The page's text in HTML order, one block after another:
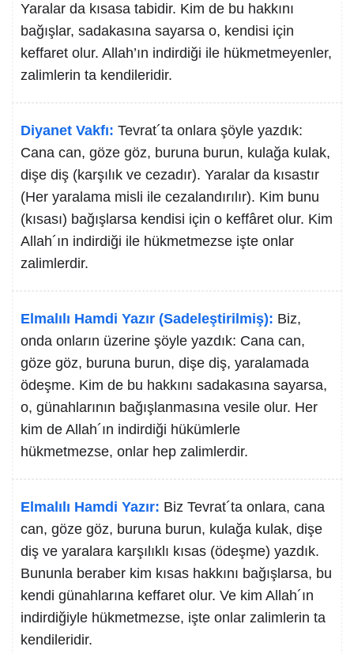
Yaralar da kısasa tabidir. Kim de bu hakkını
bağışlar, sadakasına sayarsa o, kendisi için
keffaret olur. Allah’ın indirdiği ile hükmetmeyenler,
zalimlerin ta kendileridir.
Diyanet Vakfı: Tevrat´ta onlara şöyle yazdık:
Cana can, göze göz, buruna burun, kulağa kulak,
dişe diş (karşılık ve cezadır). Yaralar da kısastır
(Her yaralama misli ile cezalandırılır). Kim bunu
(kısası) bağışlarsa kendisi için o keffâret olur. Kim
Allah´ın indirdiği ile hükmetmezse işte onlar
zalimlerdir.
Elmalılı Hamdi Yazır (Sadeleştirilmiş): Biz,
onda onların üzerine şöyle yazdık: Cana can,
göze göz, buruna burun, dişe diş, yaralamada
ödeşme. Kim de bu hakkını sadakasına sayarsa,
o, günahlarının bağışlanmasına vesile olur. Her
kim de Allah´ın indirdiği hükümlerle
hükmetmezse, onlar hep zalimlerdir.
Elmalılı Hamdi Yazır: Biz Tevrat´ta onlara, cana
can, göze göz, buruna burun, kulağa kulak, dişe
diş ve yaralara karşılıklı kısas (ödeşme) yazdık.
Bununla beraber kim kısas hakkını bağışlarsa, bu
kendi günahlarına keffaret olur. Ve kim Allah´ın
indirdiğiyle hükmetmezse, işte onlar zalimlerin ta
kendileridir.